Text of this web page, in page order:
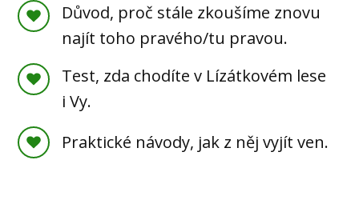
Důvod, proč stále zkoušíme znovu
najít toho pravého/tu pravou.
Test, zda chodíte v Lízátkovém lese
i Vy.
Praktické návody, jak z něj vyjít ven.